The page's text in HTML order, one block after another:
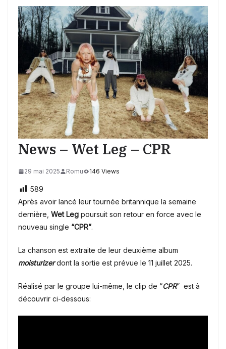
News – Wet Leg – CPR
29 mai 2025 Romu 146 Views
589
Après avoir lancé leur tournée britannique la semaine
dernière, Wet Leg poursuit son retour en force avec le
nouveau single “CPR”.
La chanson est extraite de leur deuxième album
moisturizerdont la sortie est prévue le 11 juillet 2025.
Réalisé par le groupe lui-même, le clip de “CPR” est à
découvrir ci-dessous: